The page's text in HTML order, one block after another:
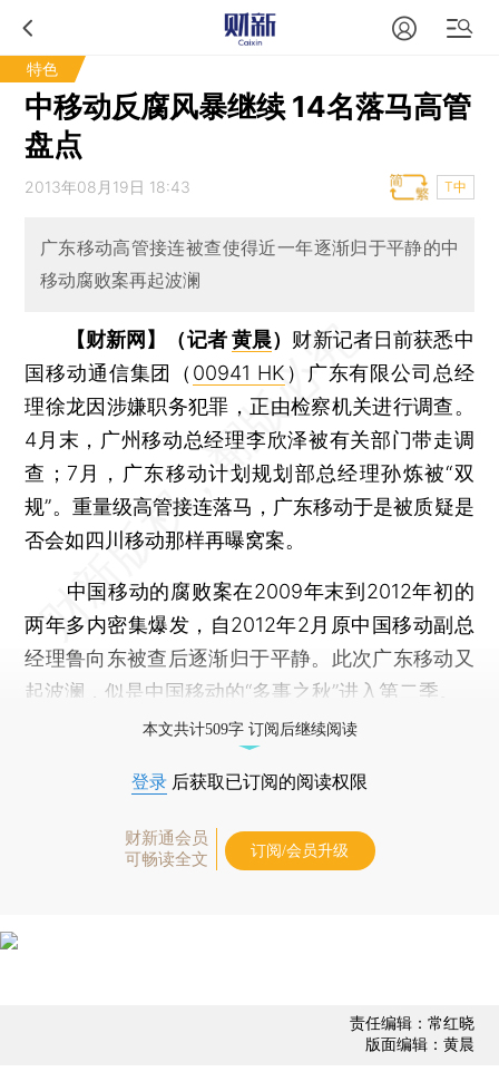
特色
中移动反腐风暴继续 14名落马高管
盘点
2013年08月19日 18:43 T中
广东移动高管接连被查使得近一年逐渐归于平静的中
移动腐败案再起波澜
【财新网】（记者黄晨） 财新记者日前获悉中
国移动通信集团（ 00941 HK ）广东有限公司总经
理徐龙因涉嫌职务犯罪，正由检察机关进行调查。
4月末，广州移动总经理李欣泽被有关部门带走调
查；7月，广东移动计划规划部总经理孙炼被“双
规”。重量级高管接连落马，广东移动于是被质疑是
否会如四川移动那样再曝窝案。
中国移动的腐败案在2009年末到2012年初的
两年多内密集爆发，自2012年2月原中国移动副总
经理鲁向东被查后逐渐归于平静。此次广东移动又
起波澜，似是中国移动的“多事之秋”进入第二季。
本文共计509字 订阅后继续阅读
登录 后获取已订阅的阅读权限
财新通会员
可畅读全文
订阅/会员升级
责任编辑：常红晓
版面编辑：黄晨